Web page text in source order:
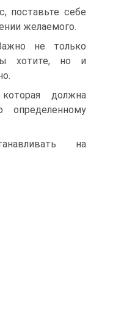
поставьте себе
желаемого.
не только
хотите, но и
должна
определенному
на